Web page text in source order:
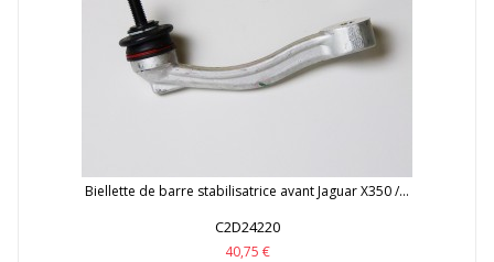
Biellette de barre stabilisatrice avant Jaguar X350 /...
C2D24220
40,75 €